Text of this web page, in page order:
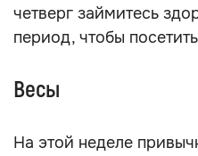
четверг займитесь
период, чтобы
Весы
На этой неделе